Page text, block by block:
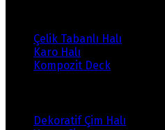
Çelik Tabanlı Halı
Karo Halı
Kompozit Deck
Dekoratif Çim Halı